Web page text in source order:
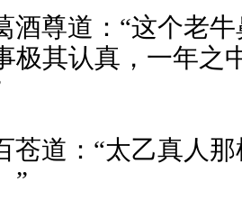
尊道：“这个老
极其认真，一年之
道：“太乙真人
”